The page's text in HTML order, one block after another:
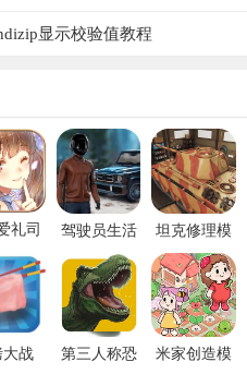
显示校验值教程
礼司
驾驶员生活
汽车模拟器
游戏 v0.3
坦克修理模
拟器游戏
v1.0
大战
第三人称恐
米家创造模